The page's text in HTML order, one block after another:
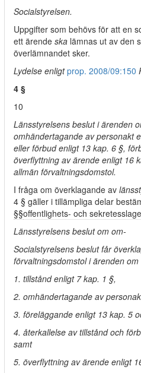
Socialstyrelsen.
Uppgifter som behövs för att en
ett ärende ska lämnas ut av den
överlämnandet sker.
Lydelse enligtprop. 2008/09:150
4 §
10
Länsstyrelsens beslut i ärenden
omhändertagande av personakt
eller förbud enligt 13 kap. 6 §,
överflyttning av ärende enligt 16
allmän förvaltningsdomstol.
I fråga om överklagande av
4 § gäller i tillämpliga delar
§§offentlighets- och
Länsstyrelsens beslut om om-
Socialstyrelsens beslut får
förvaltningsdomstol i ärenden om
1. tillstånd enligt 7 kap. 1 §,
2. omhändertagande av
3. föreläggande enligt 13 kap. 5
4. återkallelse av tillstånd och
samt
5. överflyttning av ärende enligt